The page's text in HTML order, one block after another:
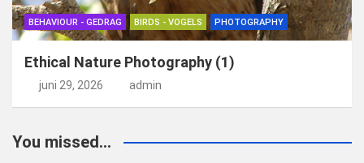
BEHAVIOUR - GEDRAG BIRDS - VOGELS PHOTOGRAPHY
Ethical Nature Photography (1)
juni 29, 2026 admin
You missed...